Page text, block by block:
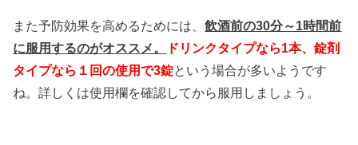
また予防効果を高めるためには、飲酒前の30分～1時間前
に服用するのがオススメ。
ドリンクタイプなら1本、錠剤
タイプなら１回の使用で3錠という場合が多いようです
ね。詳しくは使用欄を確認してから服用しましょう。